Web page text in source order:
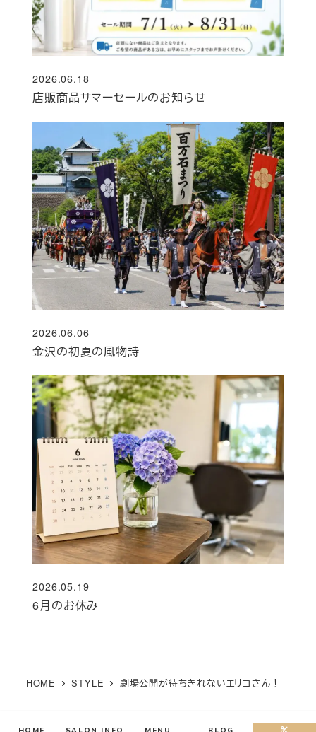
店販商品サマーセールのお知らせ
投稿日
2026.06.18
金沢の初夏の風物詩
投稿日
2026.06.06
6月のお休み
投稿日
2026.05.19
HOME STYLE 劇場公開が待ちきれないエリコさん！